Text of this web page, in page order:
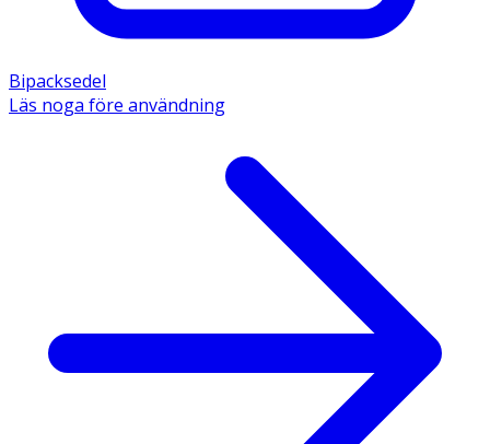
Bipacksedel
Läs noga före användning